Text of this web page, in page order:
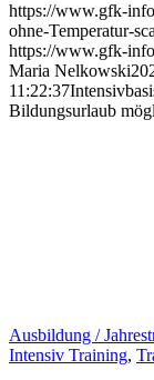
https://www.gfk-
ohne-Temperatur-
https://www.gfk-
Maria Nelkowski
11:22:37
Bildungsurlaub
Ausbildung /
Intensiv Training,